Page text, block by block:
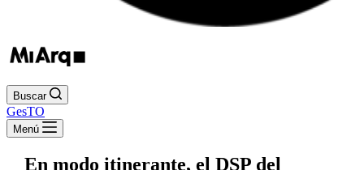
Buscar
GesTO
Menú
En modo itinerante, el DSP del